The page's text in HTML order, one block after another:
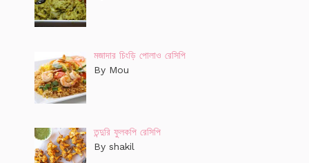
মজাদার চিংড়ি পোলাও রেসিপি
By Mou
তন্দুরি ফুলকপি রেসিপি
By shakil